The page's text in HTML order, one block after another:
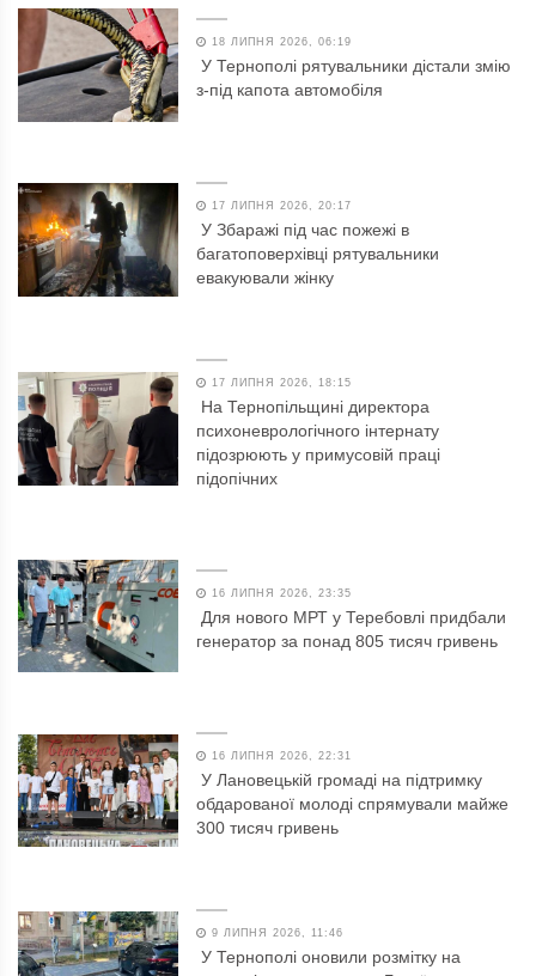
18 ЛИПНЯ 2026, 06:19
У Тернополі рятувальники дістали змію
з-під капота автомобіля
17 ЛИПНЯ 2026, 20:17
У Збаражі під час пожежі в
багатоповерхівці рятувальники
евакуювали жінку
17 ЛИПНЯ 2026, 18:15
На Тернопільщині директора
психоневрологічного інтернату
підозрюють у примусовій праці
підопічних
16 ЛИПНЯ 2026, 23:35
Для нового МРТ у Теребовлі придбали
генератор за понад 805 тисяч гривень
16 ЛИПНЯ 2026, 22:31
У Лановецькій громаді на підтримку
обдарованої молоді спрямували майже
300 тисяч гривень
9 ЛИПНЯ 2026, 11:46
У Тернополі оновили розмітку на